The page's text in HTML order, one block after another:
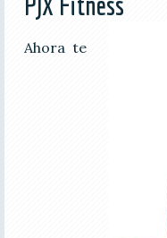
Ahora te